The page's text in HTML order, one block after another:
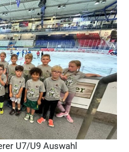
U7/U9 Auswahl